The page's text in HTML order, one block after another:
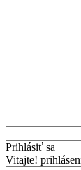
Prihlásiť sa
Vitajte!